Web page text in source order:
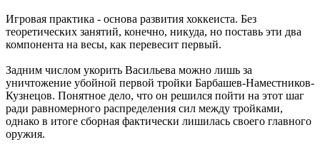
Игровая практика - основа развития хоккеиста. Без
теоретических занятий, конечно, никуда, но поставь эти два
компонента на весы, как перевесит первый.
Задним числом укорить Васильева можно лишь за
уничтожение убойной первой тройки Барбашев-Наместников-
Кузнецов. Понятное дело, что он решился пойти на этот шаг
ради равномерного распределения сил между тройками,
однако в итоге сборная фактически лишилась своего главного
оружия.